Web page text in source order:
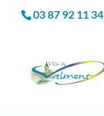
03 87 92 11 34